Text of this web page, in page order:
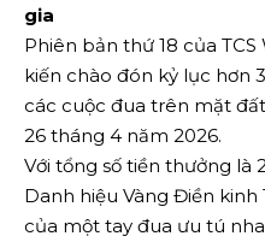
gia
Phiên bản thứ 18 của
kiến ​​chào đón kỷ lục hơn
các cuộc đua trên mặt
26 tháng 4 năm 2026.
Với tổng số tiền thưởng là
Danh hiệu Vàng Điền
của một tay đua ưu tú